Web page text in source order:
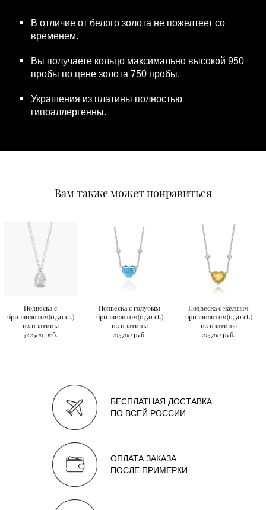
В отличие от белого золота не пожелтеет со
временем.
Вы получаете кольцо максимально высокой 950
пробы по цене золота 750 пробы.
Украшения из платины полностью
гипоаллергенны.
Вам также может понравиться
Подвеска с
бриллиантом(0,50 ct.)
из платины
322500 руб.
Подвеска с голубым
бриллиантом(0,50 ct.)
из платины
215700 руб.
Подвеска с жёлтым
бриллиантом(0,50 ct.)
из платины
215700 руб.
БЕСПЛАТНАЯ ДОСТАВКА
ПО ВСЕЙ РОССИИ
ОПЛАТА ЗАКАЗА
ПОСЛЕ ПРИМЕРКИ